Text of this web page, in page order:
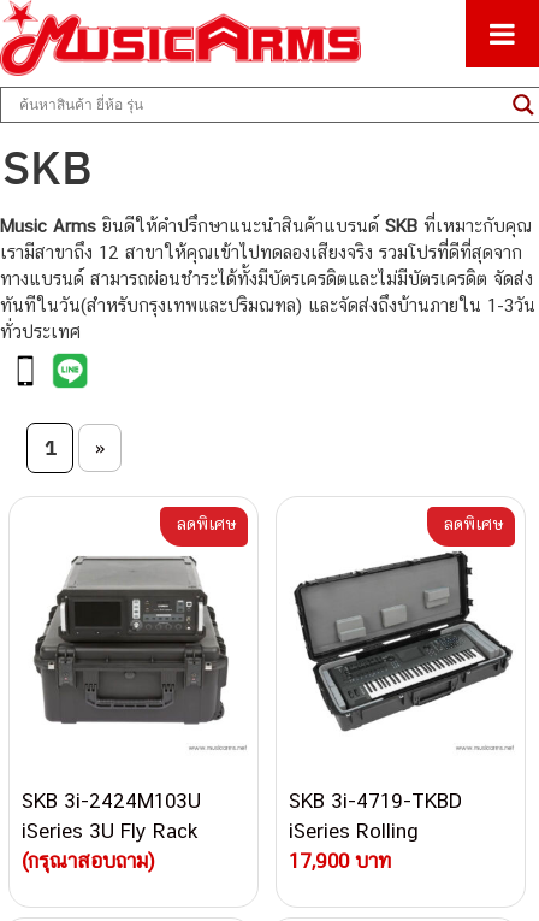
Music Arms
ศูนย์รวมครื่องดนตรีทุกชนิด ตั้งแต่เริ่มต้นถึงมืออาชีพ
SKB
Music Arms ยินดีให้คำปรึกษาแนะนำสินค้าแบรนด์ SKB ที่เหมาะกับคุณ
เรามีสาขาถึง 12 สาขาให้คุณเข้าไปทดลองเสียงจริง รวมโปรที่ดีที่สุดจาก
ทางแบรนด์ สามารถผ่อนชำระได้ทั้งมีบัตรเครดิตและไม่มีบัตรเครดิต จัดส่ง
ทันทีในวัน(สำหรับกรุงเทพและปริมณฑล) และจัดส่งถึงบ้านภายใน 1-3วัน
ทั่วประเทศ
Post navigation
1 »
SKB 3i-2424M103U
iSeries 3U Fly Rack
Case – 20″
(กรุณาสอบถาม)
ลดพิเศษ
SKB 3i-4719-TKBD
iSeries Rolling
Waterproof 61-key
17,900 บาท
ลดพิเศษ